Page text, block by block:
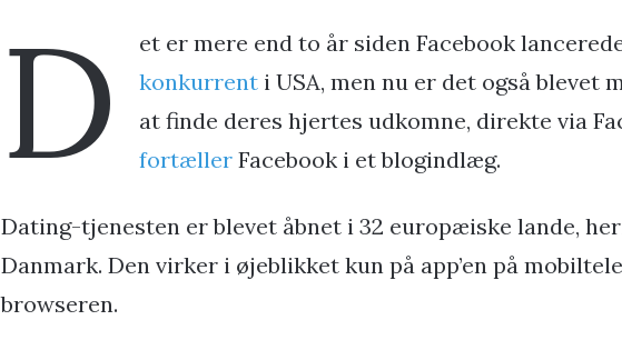
D et er mere end to år siden Facebook
konkurrent i USA, men nu er det også blevet
at finde deres hjertes udkomne, direkte via
fortæller Facebook i et blogindlæg.
Dating-tjenesten er blevet åbnet i 32 europæiske lande,
Danmark. Den virker i øjeblikket kun på app’en på
browseren.